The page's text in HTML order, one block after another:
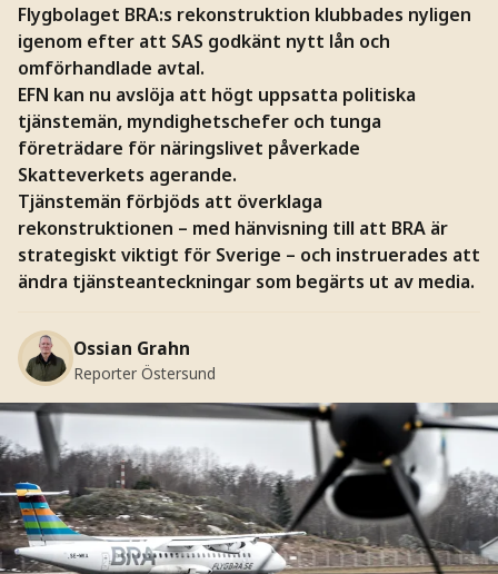
Flygbolaget BRA:s rekonstruktion klubbades nyligen
igenom efter att SAS godkänt nytt lån och
omförhandlade avtal.
EFN kan nu avslöja att högt uppsatta politiska
tjänstemän, myndighetschefer och tunga
företrädare för näringslivet påverkade
Skatteverkets agerande.
Tjänstemän förbjöds att överklaga
rekonstruktionen – med hänvisning till att BRA är
strategiskt viktigt för Sverige – och instruerades att
ändra tjänsteanteckningar som begärts ut av media.
Ossian Grahn
Reporter Östersund